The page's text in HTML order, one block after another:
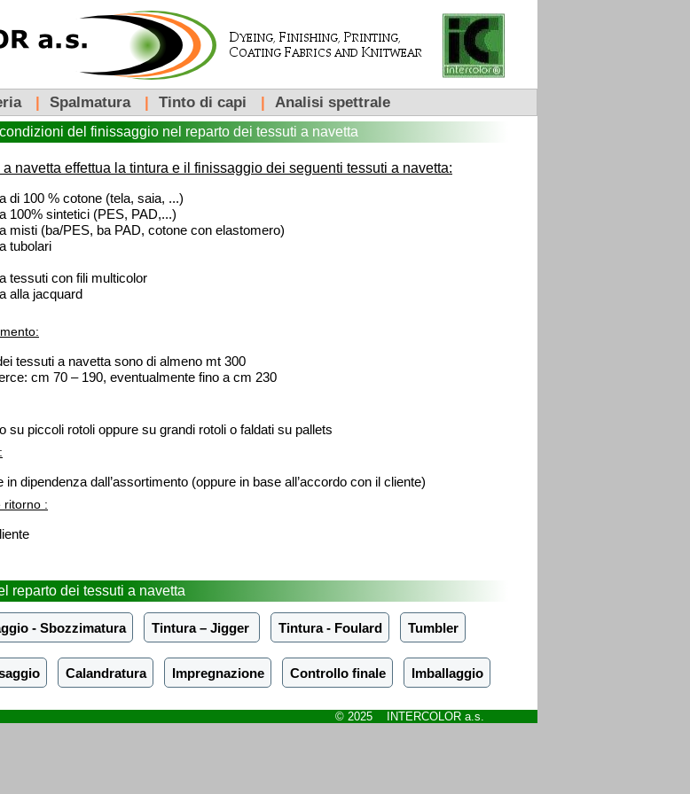
| Spalmatura | Tinto di capi | Analisi spettrale
del finissaggio nel reparto dei tessuti a navetta
navetta effettua la tintura e il finissaggio dei seguenti tessuti a navetta:
di 100 % cotone (tela, saia, ...)
100% sintetici (PES, PAD,...)
misti (ba/PES, ba PAD, cotone con elastomero)
tubolari
tessuti con fili multicolor
alla jacquard
tessuti a navetta sono di almeno mt 300
cm 70 – 190, eventualmente fino a cm 230
su piccoli rotoli oppure su grandi rotoli o faldati su pallets
in dipendenza dall’assortimento (oppure in base all’accordo con il cliente)
ritorno :
reparto dei tessuti a navetta
- Sbozzimatura Tintura – Jigger Tintura - Foulard Tumbler
Calandratura Impregnazione Controllo finale Imballaggio
© 2025 INTERCOLOR a.s.